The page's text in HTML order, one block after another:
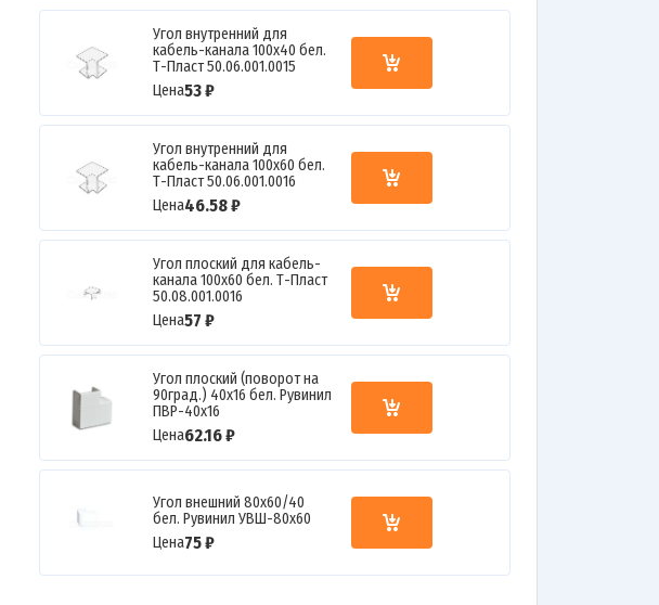
Угол внутренний для
кабель-канала 100х40 бел.
Т-Пласт 50.06.001.0015
Цена53 ₽
Угол внутренний для
кабель-канала 100х60 бел.
Т-Пласт 50.06.001.0016
Цена46.58 ₽
Угол плоский для кабель-
канала 100х60 бел. Т-Пласт
50.08.001.0016
Цена57 ₽
Угол плоский (поворот на
90град.) 40х16 бел. Рувинил
ПВР-40х16
Цена62.16 ₽
Угол внешний 80х60/40
бел. Рувинил УВШ-80х60
Цена75 ₽